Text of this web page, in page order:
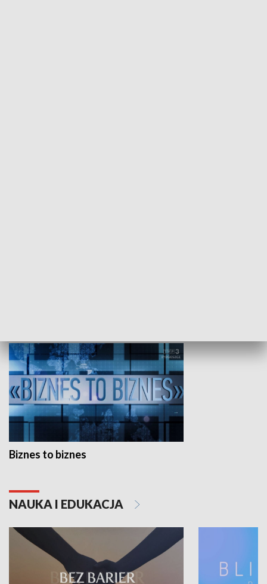
Biznes to biznes
NAUKA I EDUKACJA